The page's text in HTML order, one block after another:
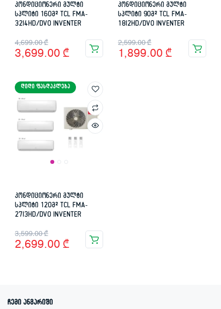
კონდიციონერი მულტი
სპლიტი 160მ² TCL FMA-
32I4HD/DVO INVENTER
4,699.00₾
Original
price
4,699.00 ₾.
3,699.00 ₾
Current
price
3,699.00 ₾.
კონდიციონერი მულტი
სპლიტი 90მ² TCL FMA-
18I2HD/DVO INVENTER
2,599.00₾
Original
price
1,899.00 ₾
Current
price
ᲓᲘᲓᲘ ᲤᲐᲡᲓᲐᲙᲚᲔᲑᲐ
კონდიციონერი მულტი
სპლიტი 120მ² TCL FMA-
27I3HD/DVO INVENTER
3,599.00₾
Original
price
2,699.00 ₾
Current
price
ჩემი ანგარიში